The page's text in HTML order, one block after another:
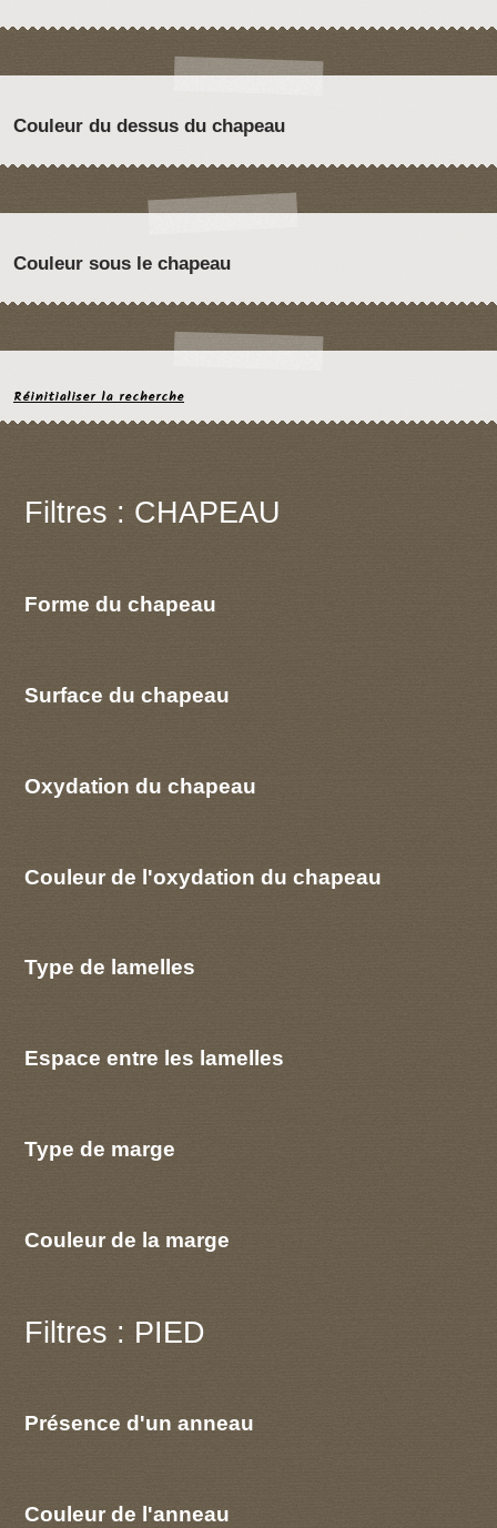
Couleur du dessus du chapeau
Couleur sous le chapeau
Réinitialiser la recherche
Filtres : CHAPEAU
Forme du chapeau
Surface du chapeau
Oxydation du chapeau
Couleur de l'oxydation du chapeau
Type de lamelles
Espace entre les lamelles
Type de marge
Couleur de la marge
Filtres : PIED
Présence d'un anneau
Couleur de l'anneau